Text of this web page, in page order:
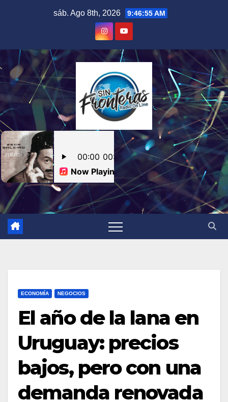
sáb. Ago 8th, 2026 9:46:56 AM
ECONOMÍA NEGOCIOS
El año de la lana en
Uruguay: precios
bajos, pero con una
demanda renovada